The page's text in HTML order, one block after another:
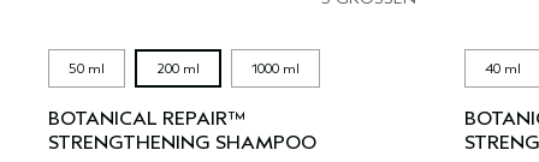
50 ml 200 ml 1000 ml
BOTANICAL REPAIR™
STRENGTHENING SHAMPOO
40 ml